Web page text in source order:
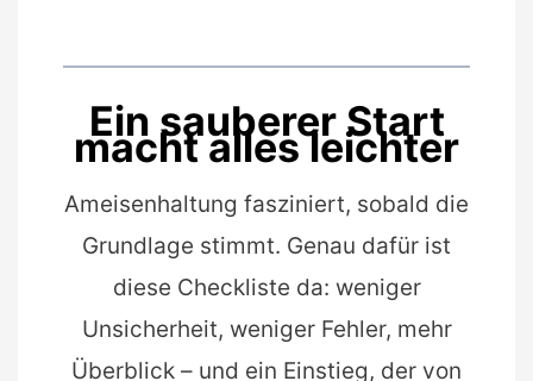
Ein sauberer Start
macht alles leichter
Ameisenhaltung fasziniert, sobald die
Grundlage stimmt. Genau dafür ist
diese Checkliste da: weniger
Unsicherheit, weniger Fehler, mehr
Überblick – und ein Einstieg, der von